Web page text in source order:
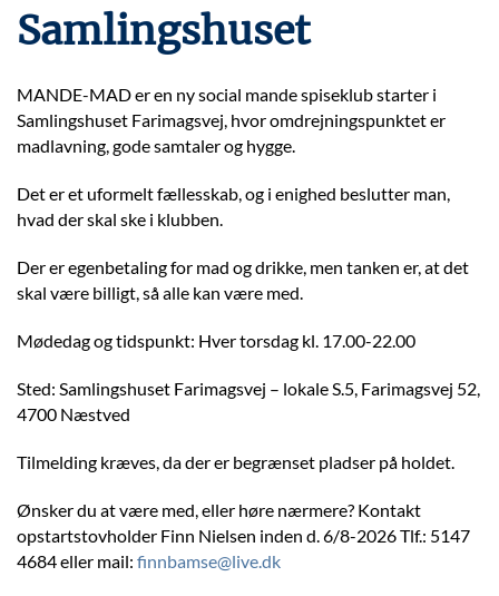
Samlingshuset
MANDE-MAD er en ny social mande spiseklub starter i
Samlingshuset Farimagsvej, hvor omdrejningspunktet er
madlavning, gode samtaler og hygge.
Det er et uformelt fællesskab, og i enighed beslutter man,
hvad der skal ske i klubben.
Der er egenbetaling for mad og drikke, men tanken er, at det
skal være billigt, så alle kan være med.
Mødedag og tidspunkt: Hver torsdag kl. 17.00-22.00
Sted: Samlingshuset Farimagsvej – lokale S.5, Farimagsvej 52,
4700 Næstved
Tilmelding kræves, da der er begrænset pladser på holdet.
Ønsker du at være med, eller høre nærmere? Kontakt
opstartstovholder Finn Nielsen inden d. 6/8-2026 Tlf.: 5147
4684 eller mail: finnbamse@live.dk